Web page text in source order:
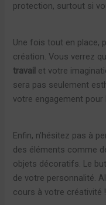
protection, surtout si
Une fois tout en place,
création. Vous verrez
travail et votre
sera pas seulement
votre engagement pour
Enfin, n’hésitez pas à
des éléments comme
objets décoratifs. Le
de votre personnalité.
cours à votre créativité !